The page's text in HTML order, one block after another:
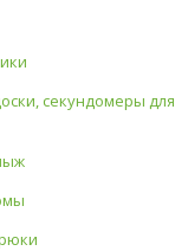
секундомеры для